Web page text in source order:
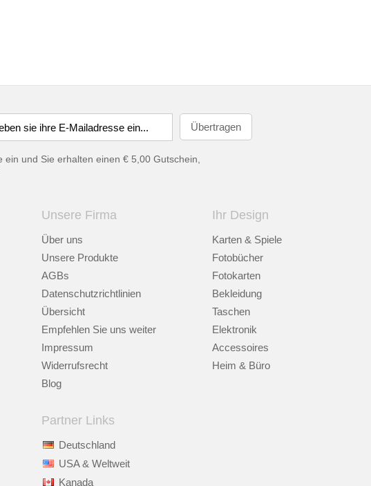
und Sie erhalten einen € 5,00 Gutschein,
Unsere Firma
Über uns
Unsere Produkte
AGBs
Datenschutzrichtlinien
Übersicht
Empfehlen Sie uns weiter
Impressum
Widerrufsrecht
Blog
Ihr Design
Karten & Spiele
Fotobücher
Fotokarten
Bekleidung
Taschen
Elektronik
Accessoires
Heim & Büro
Partner Links
Deutschland
USA & Weltweit
Kanada